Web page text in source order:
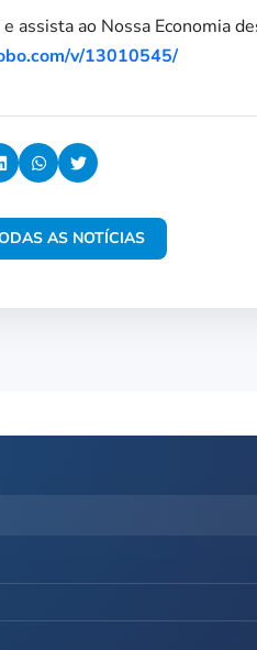
assista ao Nossa Economia
v/13010545/
AS NOTÍCIAS